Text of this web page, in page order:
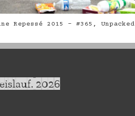
Repessé 2015 - #365, Unpacked
2026